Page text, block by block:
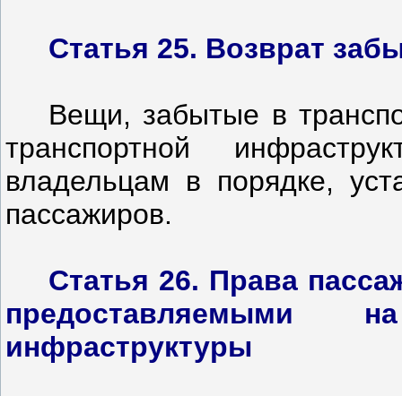
Статья 25. Возврат
Вещи, забытые в
транспортной
владельцам в порядке,
пассажиров.
Статья 26. Права
предоставляемыми
инфраструктуры